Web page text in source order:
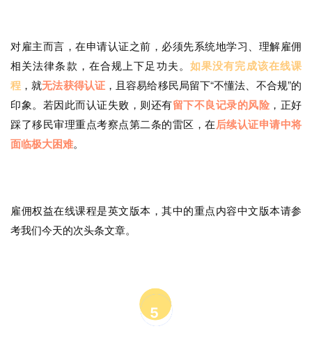
对雇主而言，在申请认证之前，必须先系统地学习、理解雇佣
相关法律条款，在合规上下足功夫。 如果没有完成该在线课
程 ，就无法获得认证，且容易给移民局留下“不懂法、不合规”的
印象。若因此而认证失败，则还有留下不良记录的风险 ，正好
踩了移民审理重点考察点第二条的雷区，在后续认证申请中将
面临极大困难。
雇佣权益在线课程是英文版本，其中的重点内容中文版本请参
考我们今天的次头条文章。
5